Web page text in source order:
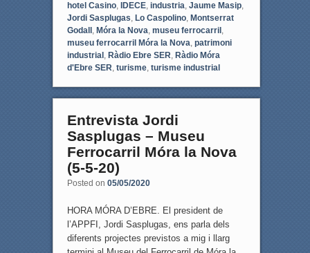
hotel Casino, IDECE, industria, Jaume Masip,
Jordi Sasplugas, Lo Caspolino, Montserrat
Godall , Móra la Nova, museu ferrocarril ,
museu ferrocarril Móra la Nova, patrimoni
industrial , Ràdio Ebre SER, Ràdio Móra
d'Ebre SER, turisme, turisme industrial
Entrevista Jordi
Sasplugas – Museu
Ferrocarril Móra la Nova
(5-5-20)
Posted on 05/05/2020
HORA MÓRA D’EBRE. El president de
l’APPFI, Jordi Sasplugas, ens parla dels
diferents projectes previstos a mig i llarg